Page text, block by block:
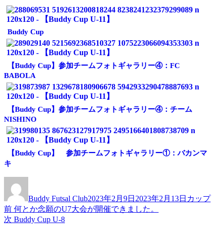
Buddy Cup
【Buddy Cup】参加チームフォトギャラリー④：FC
BABOLA
【Buddy Cup】参加チームフォトギャラリー④：チーム
NISHINO
【Buddy Cup】 参加チームフォトギャラリー①：バカンマ
キ
者
Buddy Futsal Club日:
2023年2月9日 2023年2月13日ゴ
カップ
投
稿
前 前
の
何とか念願のU7大会が開催できました。
次 次
Buddy Cup U-8